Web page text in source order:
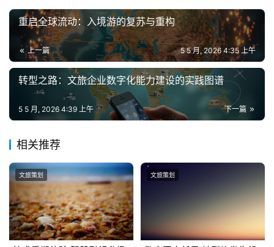
重启全球流动：入境游的复苏与重构
上一篇 5 5 月, 2026 4:35 上午
转型之路：文旅企业数字化能力建设的实践图谱
下一篇
5 5 月, 2026 4:39 上午
相关推荐
文旅策划 文旅策划